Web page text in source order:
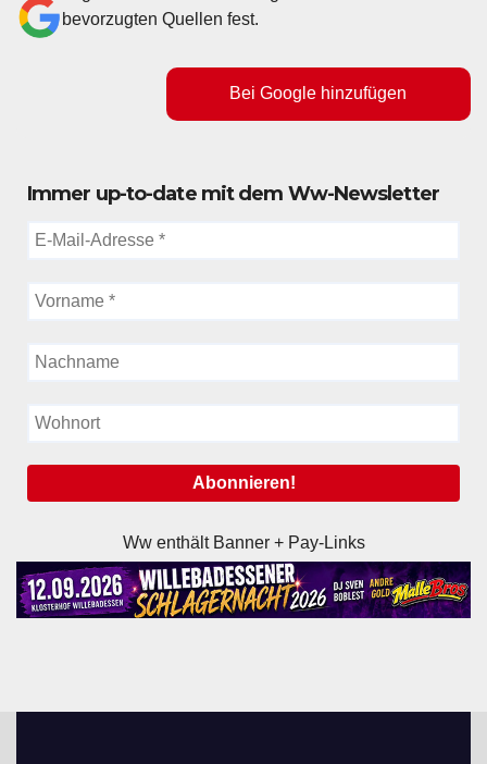
bevorzugten Quellen fest.
Bei Google hinzufügen
Immer up-to-date mit dem Ww-Newsletter
Ww enthält Banner + Pay-Links